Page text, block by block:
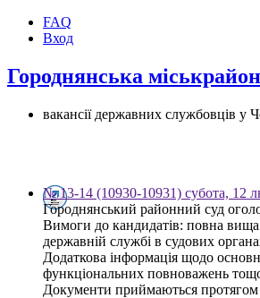
FAQ
Вход
Городнянська
вакансії державних службовців у
№ 13-14 (10930-10931) субота, 12
Городнянський районний суд
Вимоги до кандидатів: повна вища
державній службі в судових
Додаткова інформація щодо
функціональних повноважень
Документи приймаються протягом